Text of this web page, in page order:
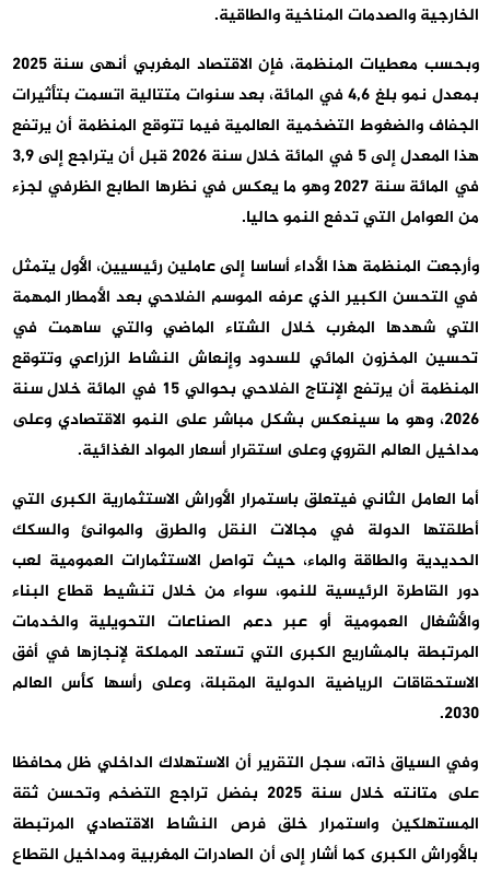
الخارجية والصدمات المناخية والطاقية.
وبحسب معطيات المنظمة، فإن الاقتصاد المغربي أنهى سنة 2025
بمعدل نمو بلغ 4,6 في المائة، بعد سنوات متتالية اتسمت بتأثيرات
الجفاف والضغوط التضخمية العالمية فيما تتوقع المنظمة أن يرتفع
هذا المعدل إلى 5 في المائة خلال سنة 2026 قبل أن يتراجع إلى 3,9
في المائة سنة 2027 وهو ما يعكس في نظرها الطابع الظرفي لجزء
من العوامل التي تدفع النمو حاليا.
وأرجعت المنظمة هذا الأداء أساسا إلى عاملين رئيسيين، الأول يتمثل
في التحسن الكبير الذي عرفه الموسم الفلاحي بعد الأمطار المهمة
التي شهدها المغرب خلال الشتاء الماضي والتي ساهمت في
تحسين المخزون المائي للسدود وإنعاش النشاط الزراعي وتتوقع
المنظمة أن يرتفع الإنتاج الفلاحي بحوالي 15 في المائة خلال سنة
2026، وهو ما سينعكس بشكل مباشر على النمو الاقتصادي وعلى
مداخيل العالم القروي وعلى استقرار أسعار المواد الغذائية.
أما العامل الثاني فيتعلق باستمرار الأوراش الاستثمارية الكبرى التي
أطلقتها الدولة في مجالات النقل والطرق والموانئ والسكك
الحديدية والطاقة والماء، حيث تواصل الاستثمارات العمومية لعب
دور القاطرة الرئيسية للنمو، سواء من خلال تنشيط قطاع البناء
والأشغال العمومية أو عبر دعم الصناعات التحويلية والخدمات
المرتبطة بالمشاريع الكبرى التي تستعد المملكة لإنجازها في أفق
الاستحقاقات الرياضية الدولية المقبلة، وعلى رأسها كأس العالم
2030.
وفي السياق ذاته، سجل التقرير أن الاستهلاك الداخلي ظل محافظا
على متانته خلال سنة 2025 بفضل تراجع التضخم وتحسن ثقة
المستهلكين واستمرار خلق فرص النشاط الاقتصادي المرتبطة
بالأوراش الكبرى كما أشار إلى أن الصادرات المغربية ومداخيل القطاع